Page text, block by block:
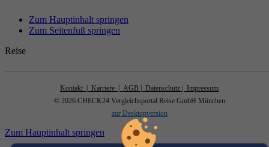
Zum Hauptinhalt springen
Zum Seitenfuß springen
Reise
Kontakt | Karriere | AGB | Datenschutz
| Impressum
© 2026 CHECK24 Vergleichsportal Reise GmbH München
zur Desktopversion
Zum Hauptinhalt springen